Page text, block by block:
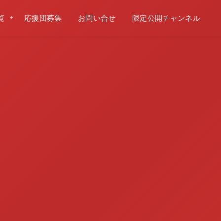
応援団募集 お問い合せ 限定公開チャンネル